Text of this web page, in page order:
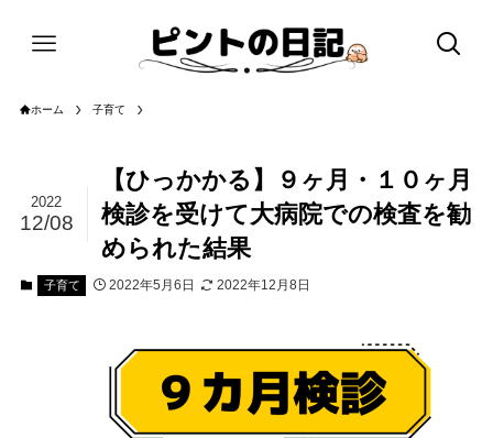
ホーム 子育て
【ひっかかる】９ヶ月・１０ヶ月
検診を受けて大病院での検査を勧
められた結果
2022
12/08
子育て 2022年5月6日 2022年12月8日